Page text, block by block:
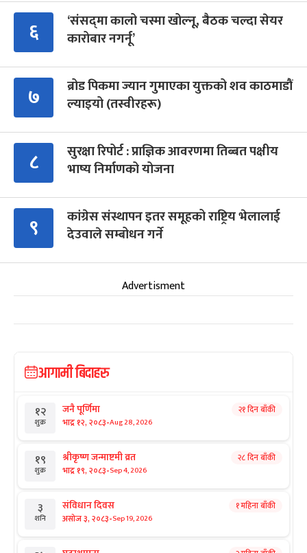
६
‘संसद्‍मा कालो चस्मा खोल्नू, बैठक चल्दा सेयर
कारोबार नगर्नू’
७
ब्रोड पिकमा ज्यान गुमाएका युक्तको शव काठमाडौं
ल्याइयो (तस्वीरहरू)
८
सुरक्षा रिपोर्ट : प्राज्ञिक आवरणमा तिब्बत पक्षीय
भाष्य निर्माणको योजना
९
कांग्रेस संस्थापन इतर समूहको राष्ट्रिय भेलालाई
देउवाले सम्बोधन गर्ने
Advertisment
आगामी बिदाहरु
१२
शुक्र
जनै पूर्णिमा
भाद्र १२, २०८३-Aug 28, 2026
२१ दिन बाँकी
१९
शुक्र
श्रीकृष्ण जन्माष्टमी व्रत
भाद्र १९, २०८३-Sep 4, 2026
२८ दिन बाँकी
३
शनि
संविधान दिवस
असोज ३, २०८३-Sep 19, 2026
१ महिना बाँकी